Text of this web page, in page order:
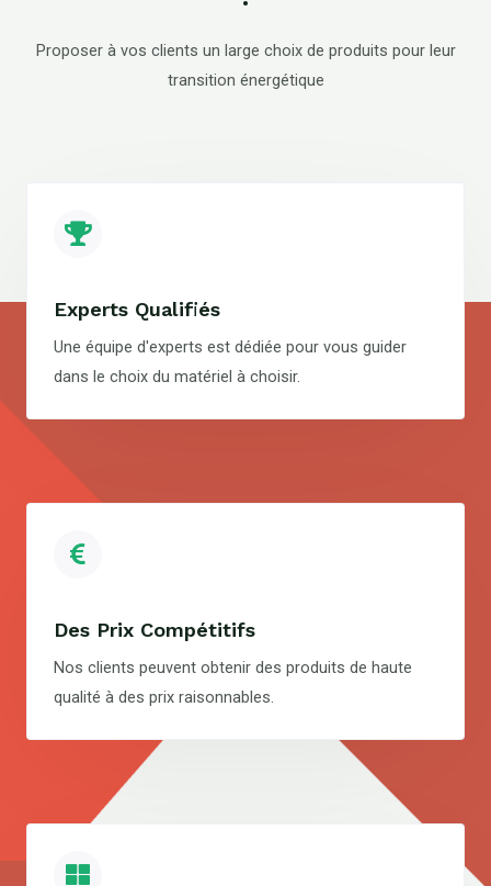
Proposer à vos clients un large choix de produits pour leur
transition énergétique
Experts Qualifiés
Une équipe d'experts est dédiée pour vous guider
dans le choix du matériel à choisir.
Des Prix Compétitifs
Nos clients peuvent obtenir des produits de haute
qualité à des prix raisonnables.